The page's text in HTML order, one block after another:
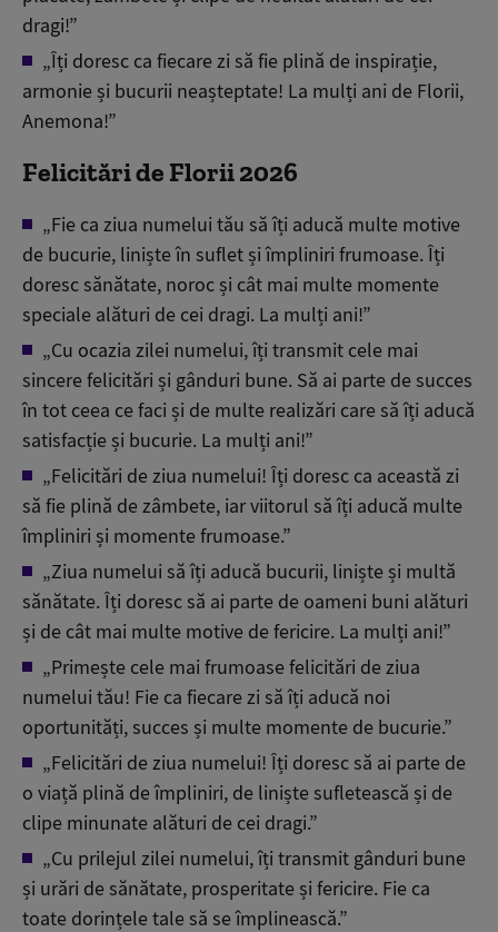
dragi!”
„Îți doresc ca fiecare zi să fie plină de inspirație,
armonie și bucurii neașteptate! La mulți ani de Florii,
Anemona!”
Felicitări de Florii 2026
„Fie ca ziua numelui tău să îți aducă multe motive
de bucurie, liniște în suflet și împliniri frumoase. Îți
doresc sănătate, noroc și cât mai multe momente
speciale alături de cei dragi. La mulți ani!”
„Cu ocazia zilei numelui, îți transmit cele mai
sincere felicitări și gânduri bune. Să ai parte de succes
în tot ceea ce faci și de multe realizări care să îți aducă
satisfacție și bucurie. La mulți ani!”
„Felicitări de ziua numelui! Îți doresc ca această zi
să fie plină de zâmbete, iar viitorul să îți aducă multe
împliniri și momente frumoase.”
„Ziua numelui să îți aducă bucurii, liniște și multă
sănătate. Îți doresc să ai parte de oameni buni alături
și de cât mai multe motive de fericire. La mulți ani!”
„Primește cele mai frumoase felicitări de ziua
numelui tău! Fie ca fiecare zi să îți aducă noi
oportunități, succes și multe momente de bucurie.”
„Felicitări de ziua numelui! Îți doresc să ai parte de
o viață plină de împliniri, de liniște sufletească și de
clipe minunate alături de cei dragi.”
„Cu prilejul zilei numelui, îți transmit gânduri bune
și urări de sănătate, prosperitate și fericire. Fie ca
toate dorințele tale să se împlinească.”